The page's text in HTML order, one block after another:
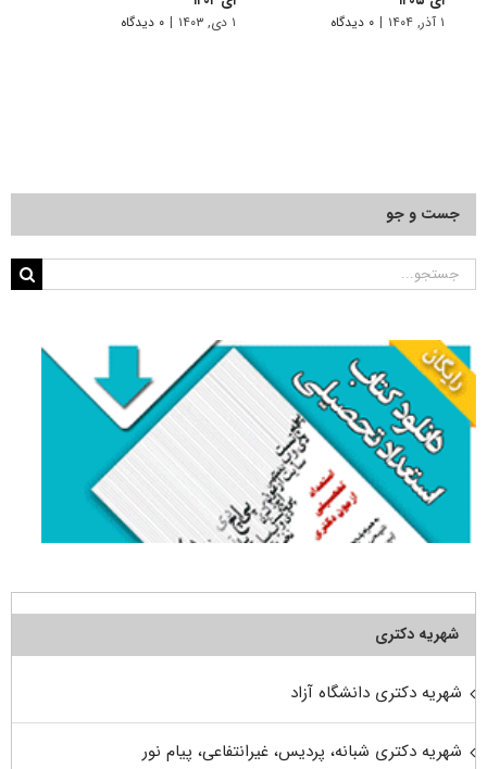
۱ آذر, ۱۴۰۴ | ۰ دیدگاه ۱ دی, ۱۴۰۳ | ۰ دیدگاه
جست و جو
جستجو
شهریه دکتری
شهریه دکتری دانشگاه آزاد
شهریه دکتری شبانه، پردیس، غیرانتفاعی، پیام نور